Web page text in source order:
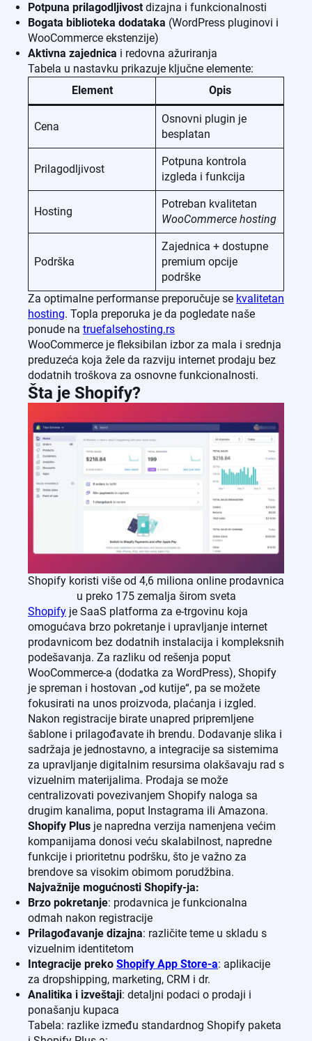
Potpuna prilagodljivost dizajna i funkcionalnosti
Bogata biblioteka dodataka (WordPress pluginovi i
WooCommerce ekstenzije)
Aktivna zajednica i redovna ažuriranja
Tabela u nastavku prikazuje ključne elemente:
Element
Opis
Cena
Osnovni plugin je
besplatan
Prilagodljivost
Potpuna kontrola
izgleda i funkcija
Hosting
Potreban kvalitetan
WooCommerce hosting
Podrška
Zajednica + dostupne
premium opcije
podrške
Za optimalne performanse preporučuje se kvalitetan
hosting. Topla preporuka je da pogledate naše
ponude na truefalsehosting.rs
WooCommerce je fleksibilan izbor za mala i srednja
preduzeća koja žele da razviju internet prodaju bez
dodatnih troškova za osnovne funkcionalnosti.
Šta je Shopify?
Shopify koristi više od 4,6 miliona online prodavnica
u preko 175 zemalja širom sveta
Shopify je SaaS platforma za e-trgovinu koja
omogućava brzo pokretanje i upravljanje internet
prodavnicom bez dodatnih instalacija i kompleksnih
podešavanja. Za razliku od rešenja poput
WooCommerce-a (dodatka za WordPress), Shopify
je spreman i hostovan „od kutije“, pa se možete
fokusirati na unos proizvoda, plaćanja i izgled.
Nakon registracije birate unapred pripremljene
šablone i prilagođavate ih brendu. Dodavanje slika i
sadržaja je jednostavno, a integracije sa sistemima
za upravljanje digitalnim resursima olakšavaju rad s
vizuelnim materijalima. Prodaja se može
centralizovati povezivanjem Shopify naloga sa
drugim kanalima, poput Instagrama ili Amazona.
Shopify Plus je napredna verzija namenjena većim
kompanijama donosi veću skalabilnost, napredne
funkcije i prioritetnu podršku, što je važno za
brendove sa visokim obimom porudžbina.
Najvažnije mogućnosti Shopify-ja:
Brzo pokretanje: prodavnica je funkcionalna
odmah nakon registracije
Prilagođavanje dizajna: različite teme u skladu s
vizuelnim identitetom
Integracije preko Shopify App Store-a: aplikacije
za dropshipping, marketing, CRM i dr.
Analitika i izveštaji: detaljni podaci o prodaji i
ponašanju kupaca
Tabela: razlike između standardnog Shopify paketa